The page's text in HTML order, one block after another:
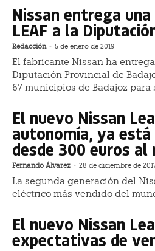
Nissan entrega
LEAF a la
Redacción - 5 de enero de 2019
El fabricante Nissan ha
Diputación Provincial de
67 municipios de Badajoz para
El nuevo Nissan
autonomía, ya está
desde 300 euros al
Fernando Álvarez - 28 de diciembre de
La segunda generación del
eléctrico más vendido del
El nuevo Nissan
expectativas de